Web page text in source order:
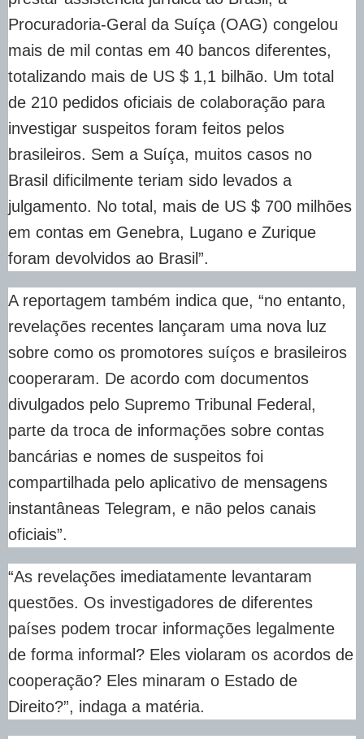
Procuradoria-Geral da Suíça (OAG) congelou
mais de mil contas em 40 bancos diferentes,
totalizando mais de US $ 1,1 bilhão. Um total
de 210 pedidos oficiais de colaboração para
investigar suspeitos foram feitos pelos
brasileiros. Sem a Suíça, muitos casos no
Brasil dificilmente teriam sido levados a
julgamento. No total, mais de US $ 700 milhões
em contas em Genebra, Lugano e Zurique
foram devolvidos ao Brasil”.
A reportagem também indica que, “no entanto,
revelações recentes lançaram uma nova luz
sobre como os promotores suíços e brasileiros
cooperaram. De acordo com documentos
divulgados pelo Supremo Tribunal Federal,
parte da troca de informações sobre contas
bancárias e nomes de suspeitos foi
compartilhada pelo aplicativo de mensagens
instantâneas Telegram, e não pelos canais
oficiais”.
“As revelações imediatamente levantaram
questões. Os investigadores de diferentes
países podem trocar informações legalmente
de forma informal? Eles violaram os acordos de
cooperação? Eles minaram o Estado de
Direito?”, indaga a matéria.